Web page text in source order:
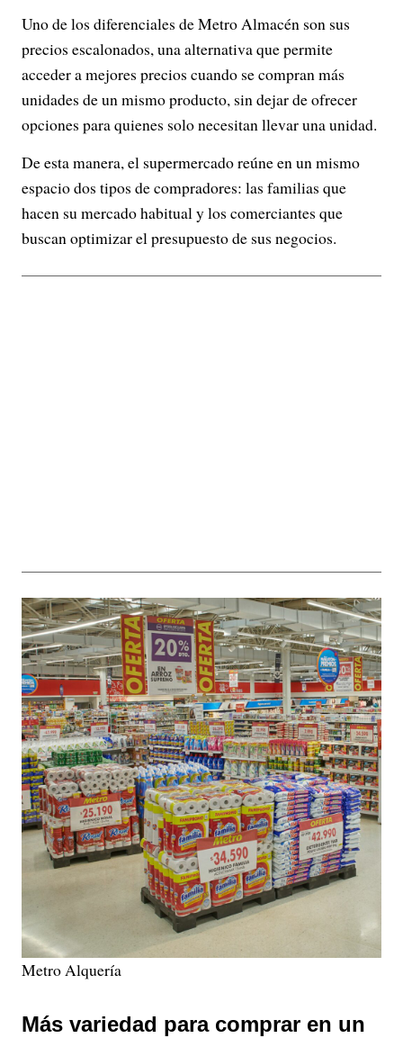
Uno de los diferenciales de Metro Almacén son sus
precios escalonados, una alternativa que permite
acceder a mejores precios cuando se compran más
unidades de un mismo producto, sin dejar de ofrecer
opciones para quienes solo necesitan llevar una unidad.
De esta manera, el supermercado reúne en un mismo
espacio dos tipos de compradores: las familias que
hacen su mercado habitual y los comerciantes que
buscan optimizar el presupuesto de sus negocios.
Metro Alquería
Más variedad para comprar en un